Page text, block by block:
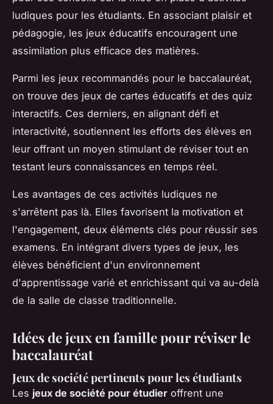
ludiques pour les étudiants. En associant plaisir et
pédagogie, les jeux éducatifs encouragent une
assimilation plus efficace des matières.
Parmi les jeux recommandés pour le baccalauréat,
on trouve des jeux de cartes éducatifs et des quiz
interactifs. Ces derniers, en alignant défi et
interactivité, soutiennent les efforts des élèves en
leur offrant un moyen stimulant de réviser tout en
testant leurs connaissances en temps réel.
Les avantages de ces activités ludiques ne
s'arrêtent pas là. Elles favorisent la motivation et
l'engagement, deux éléments clés pour réussir ses
examens. En intégrant divers types de jeux, les
élèves bénéficient d'un environnement
d'apprentissage varié et enrichissant qui va au-delà
de la salle de classe traditionnelle.
Idées de jeux en famille pour réviser le
baccalauréat
Jeux de société pertinents pour les étudiants
Les jeux de société pour étudier offrent une